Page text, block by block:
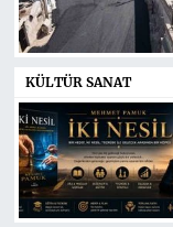
KÜLTÜR SANAT